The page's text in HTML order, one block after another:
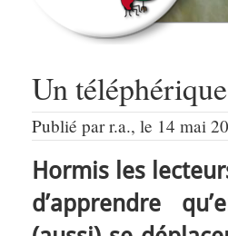
Un
Publié par r.a., le 14 mai
Hormis les
d’apprendre